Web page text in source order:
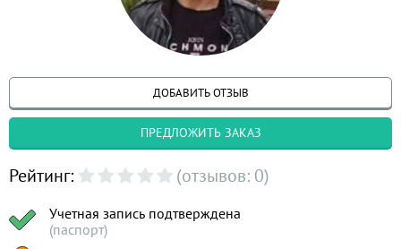
ДОБАВИТЬ ОТЗЫВ
ПРЕДЛОЖИТЬ ЗАКАЗ
Рейтинг: (отзывов: 0)
Учетная запись подтверждена
(паспорт)